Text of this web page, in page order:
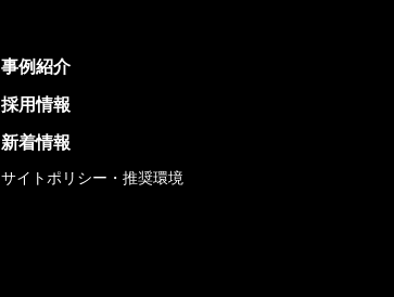
事例紹介
採用情報
新着情報
サイトポリシー・推奨環境